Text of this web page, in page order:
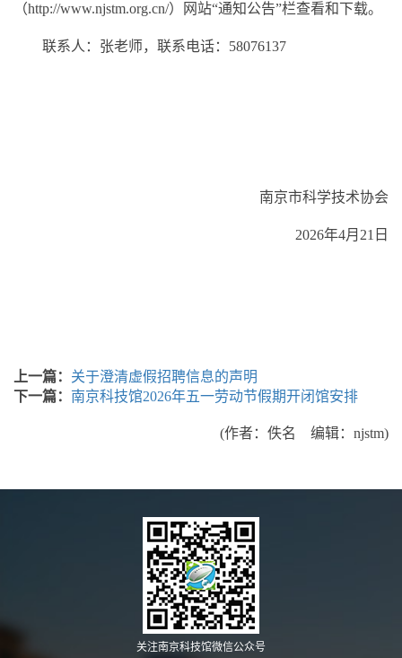
（http://www.njstm.org.cn/）网站“通知公告”栏查看和下载。
联系人：张老师，联系电话：58076137
南京市科学技术协会
2026年4月21日
上一篇： 关于澄清虚假招聘信息的声明
下一篇： 南京科技馆2026年五一劳动节假期开闭馆安排
(作者：佚名 编辑：njstm)
关注南京科技馆微信公众号